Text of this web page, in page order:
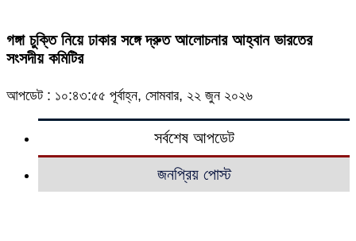
গঙ্গা চুক্তি নিয়ে ঢাকার সঙ্গে দ্রুত আলোচনার আহ্বান ভারতের
সংসদীয় কমিটির
আপডেট : ১০:৪৩:৫৫ পূর্বাহ্ন, সোমবার, ২২ জুন ২০২৬
সর্বশেষ আপডেট
জনপ্রিয় পোস্ট